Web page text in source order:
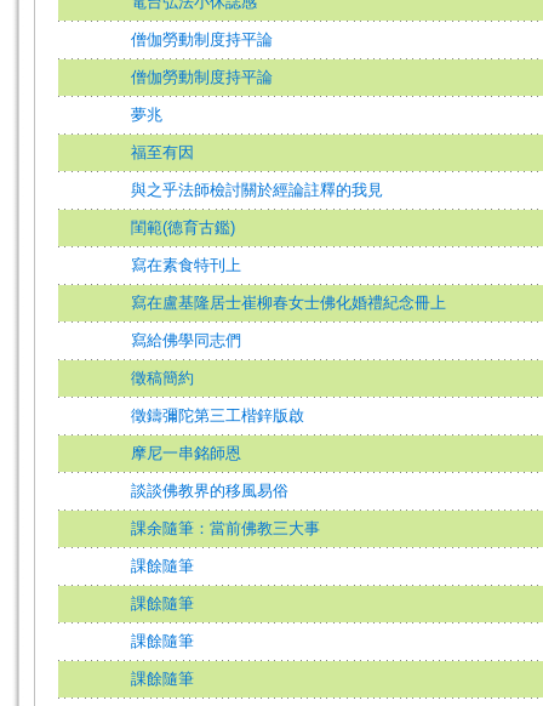
僧伽勞動制度持平論
僧伽勞動制度持平論
夢兆
福至有因
與之乎法師檢討關於經論註釋的我見
閨範(德育古鑑)
寫在素食特刊上
寫在盧基隆居士崔柳春女士佛化婚禮紀念冊上
寫給佛學同志們
徵稿簡約
徵鑄彌陀第三工楷鋅版啟
摩尼一串銘師恩
談談佛教界的移風易俗
課余隨筆：當前佛教三大事
課餘隨筆
課餘隨筆
課餘隨筆
課餘隨筆